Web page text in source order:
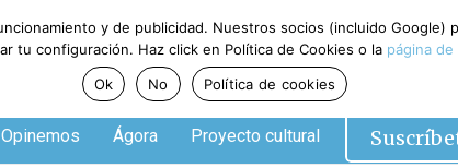
Opinemos Ágora Proyecto cultural
y de publicidad. Nuestros socios (incluido
tu configuración. Haz click en Política de Cookies o la página
Ok
No Política de cookies